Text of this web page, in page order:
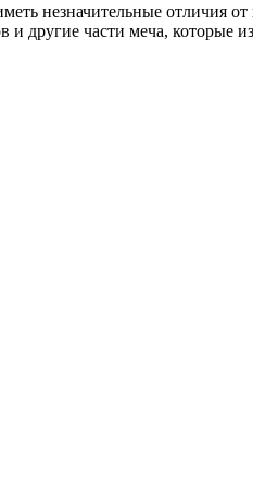
незначительные отличия от
другие части меча, которые